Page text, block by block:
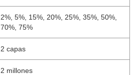
2%, 5%, 15%, 20%, 25%, 35%, 50%,
70%, 75%
2 capas
2 millones